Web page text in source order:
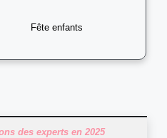
Fête enfants
des experts en 2025